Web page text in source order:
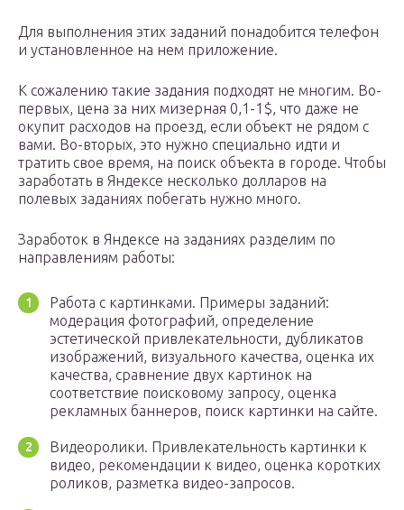
Для выполнения этих заданий понадобится телефон
и установленное на нем приложение.
К сожалению такие задания подходят не многим. Во-
первых, цена за них мизерная 0,1-1$, что даже не
окупит расходов на проезд, если объект не рядом с
вами. Во-вторых, это нужно специально идти и
тратить свое время, на поиск объекта в городе. Чтобы
заработать в Яндексе несколько долларов на
полевых заданиях побегать нужно много.
Заработок в Яндексе на заданиях разделим по
направлениям работы:
Работа с картинками. Примеры заданий:
модерация фотографий, определение
эстетической привлекательности, дубликатов
изображений, визуального качества, оценка их
качества, сравнение двух картинок на
соответствие поисковому запросу, оценка
рекламных баннеров, поиск картинки на сайте.
Видеоролики. Привлекательность картинки к
видео, рекомендации к видео, оценка коротких
роликов, разметка видео-запросов.